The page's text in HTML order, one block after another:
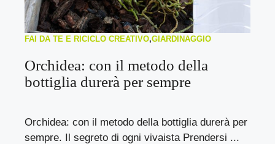
FAI DA TE E RICICLO CREATIVO,GIARDINAGGIO
Orchidea: con il metodo della
bottiglia durerà per sempre
Orchidea: con il metodo della bottiglia durerà per
sempre. Il segreto di ogni vivaista Prendersi ...